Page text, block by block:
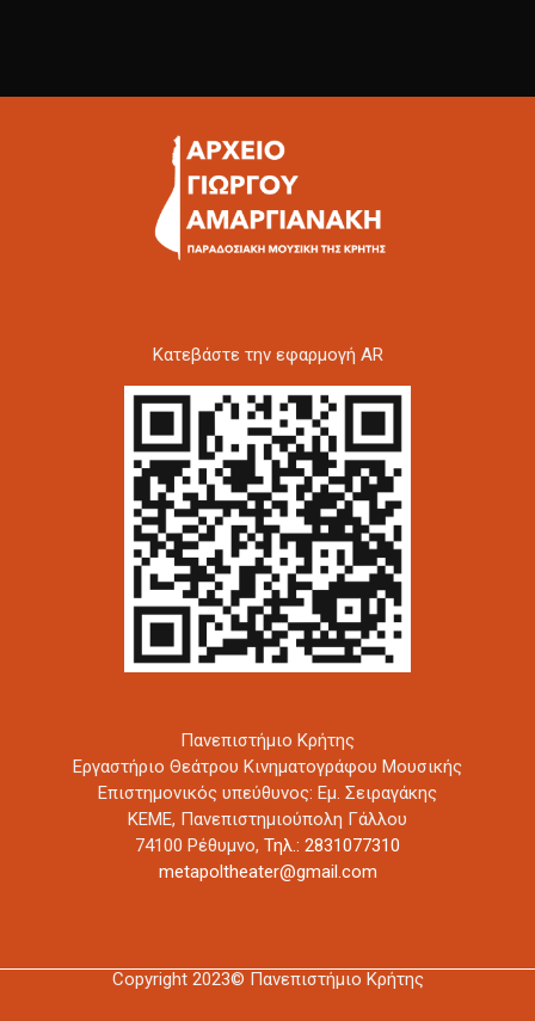
Kατεβάστε την εφαρμογή AR
Πανεπιστήμιο Κρήτης
Εργαστήριο Θεάτρου Κινηματογράφου Μουσικής
Επιστημονικός υπεύθυνος: Εμ. Σειραγάκης
ΚΕΜΕ, Πανεπιστημιούπολη Γάλλου
74100 Ρέθυμνο, Τηλ.: 2831077310
metapoltheater@gmail.com
Copyright 2023© Πανεπιστήμιο Κρήτης